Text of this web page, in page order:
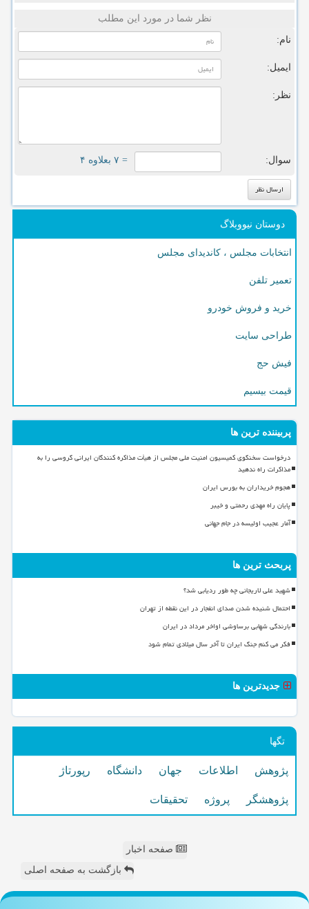
نظر شما در مورد این مطلب
نام:
ایمیل:
نظر:
سوال: = ۷ بعلاوه ۴
دوستان نیووبلاگ
انتخابات مجلس ، کاندیدای مجلس
تعمیر تلفن
خرید و فروش خودرو
طراحی سایت
فیش حج
قیمت بیسیم
پربیننده ترین ها
درخواست سخنگوی کمیسیون امنیت ملی مجلس از هیأت مذاکره کنندگان ایرانی گروسی را به
مذاکرات راه ندهید
هجوم خریداران به بورس ایران
پایان راه مهدی رحمتی و خیبر
آمار عجیب اولیسه در جام جهانی
پربحث ترین ها
شهید علی لاریجانی چه طور ردیابی شد؟
احتمال شنیده شدن صدای انفجار در این نقطه از تهران
بارندگی شهابی برساوشی اواخر مرداد در ایران
فکر می کنم جنگ ایران تا آخر سال میلادی تمام شود
جدیدترین ها
تگها
پژوهش اطلاعات جهان دانشگاه رپورتاژ
پژوهشگر پروژه تحقیقات
صفحه اخبار
بازگشت به صفحه اصلی